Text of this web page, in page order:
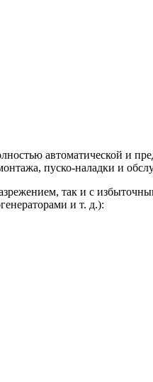
автоматической и
пуско-наладки и
так и с
и т. д.):